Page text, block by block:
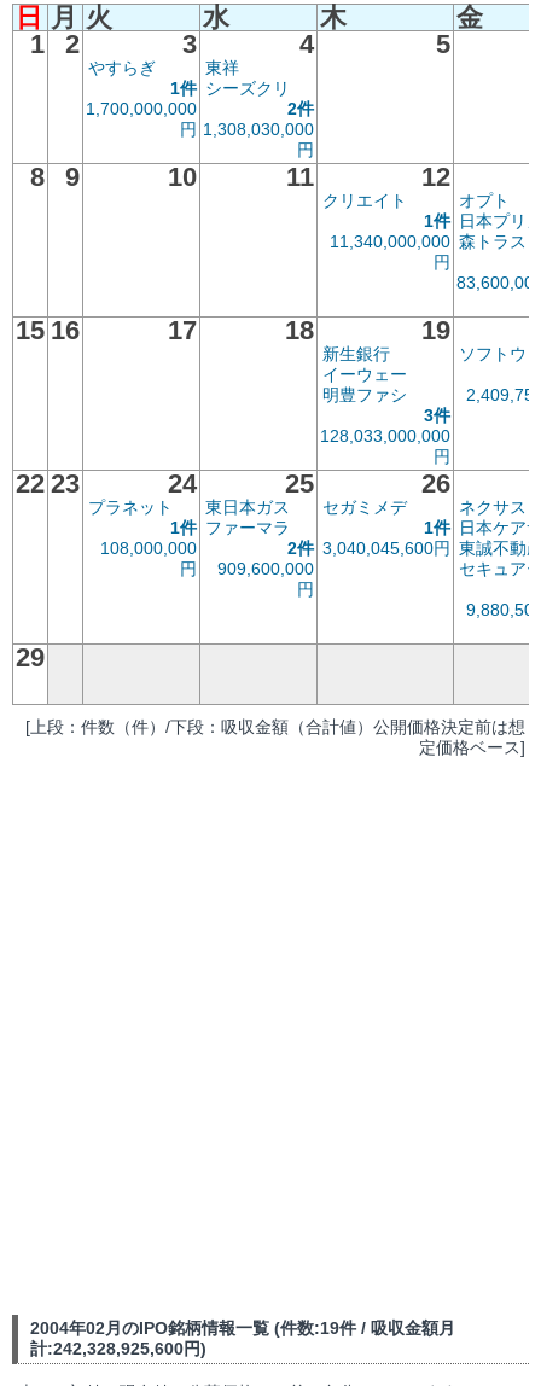
日 月 火 水 木
金
1
2 3
やすらぎ
1件
1,700,000,000
円
4
東祥
シーズクリ
2件
1,308,030,000
円
5
8 9 10 11 12
クリエイト
1件
11,340,000,000
円
オプト
日本プリ
森トラス
15 16 17 18 19
新生銀行
イーウェー
明豊ファシ
3件
128,033,000,000
円
ソフトウ
22 23 24
プラネット
1件
108,000,000
円
25
東日本ガス
ファーマラ
2件
909,600,000
円
26
セガミメデ
1件
3,040,045,600円
ネクサス
日本ケア
東誠不動
セキュア
29
[上段：件数（件）/下段：吸収金額（合計値）公開価格決定前は想
定価格ベース]
2004年02月のIPO銘柄情報一覧 (件数:19件 / 吸収金額月
計:242,328,925,600円)